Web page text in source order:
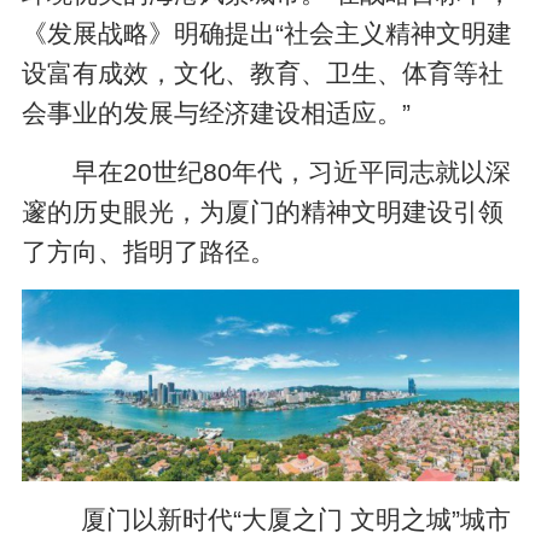
《发展战略》明确提出“社会主义精神文明建
设富有成效，文化、教育、卫生、体育等社
会事业的发展与经济建设相适应。”
早在20世纪80年代，习近平同志就以深
邃的历史眼光，为厦门的精神文明建设引领
了方向、指明了路径。
厦门以新时代“大厦之门 文明之城”城市